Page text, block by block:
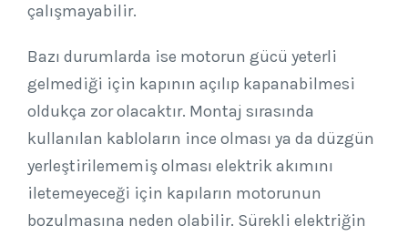
çalışmayabilir.
Bazı durumlarda ise motorun gücü yeterli
gelmediği için kapının açılıp kapanabilmesi
oldukça zor olacaktır. Montaj sırasında
kullanılan kabloların ince olması ya da düzgün
yerleştirilememiş olması elektrik akımını
iletemeyeceği için kapıların motorunun
bozulmasına neden olabilir. Sürekli elektriğin